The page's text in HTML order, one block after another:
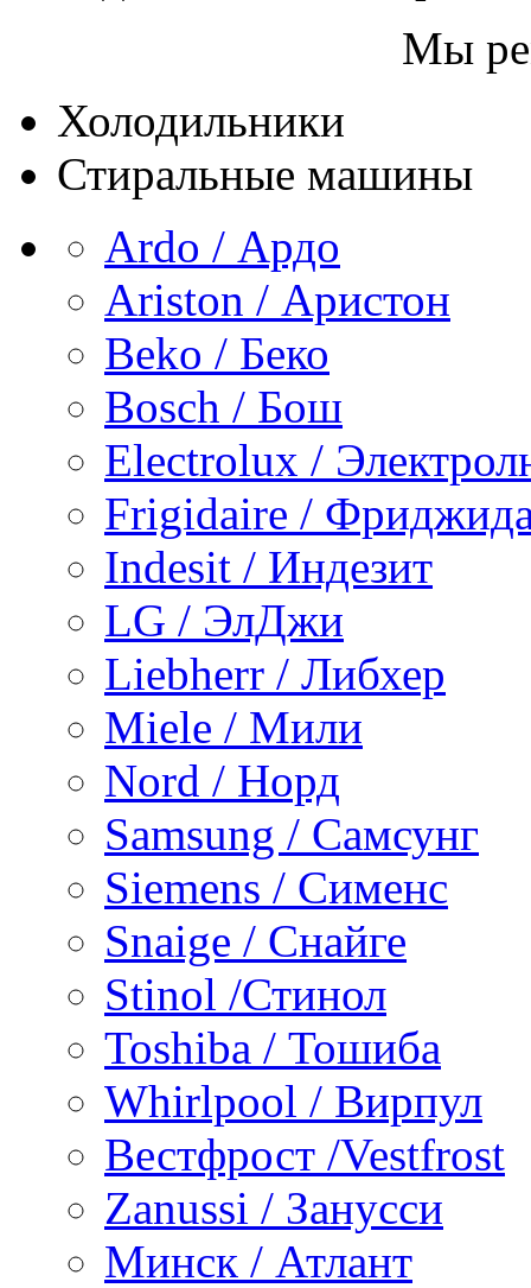
Мы
Холодильники
Стиральные машины
Ardo / Ардо
Ariston / Аристон
Beko / Беко
Bosch / Бош
Electrolux /
Frigidaire /
Indesit / Индезит
LG / ЭлДжи
Liebherr / Либхер
Miele / Мили
Nord / Норд
Samsung / Самсунг
Siemens / Сименс
Snaige / Снайге
Stinol /Стинол
Toshiba / Тошиба
Whirlpool / Вирпул
Вестфрост /Vestfrost
Zanussi / Занусси
Минск / Атлант